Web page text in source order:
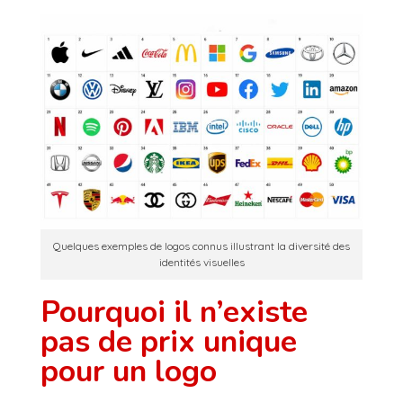
Quelques exemples de logos connus illustrant la diversité des
identités visuelles
Pourquoi il n’existe
pas de prix unique
pour un logo